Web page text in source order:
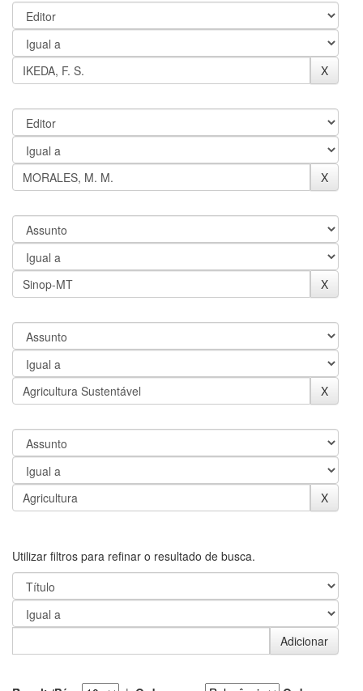
Utilizar filtros para refinar o resultado de busca.